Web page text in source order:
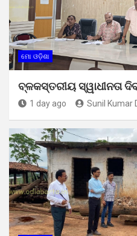
ମୋ ଓଡ଼ିଶା
ବ୍ଳକସ୍ତରୀୟ ସ୍ୱାଧୀନତା
1 day ago Sunil Kumar